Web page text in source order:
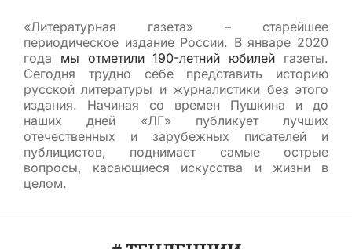
«Литературная газета» – старейшее
периодическое издание России. В январе 2020
года мы отметили 190-летний юбилей газеты.
Сегодня трудно себе представить историю
русской литературы и журналистики без этого
издания. Начиная со времен Пушкина и до
наших дней «ЛГ» публикует лучших
отечественных и зарубежных писателей и
публицистов, поднимает самые острые
вопросы, касающиеся искусства и жизни в
целом.